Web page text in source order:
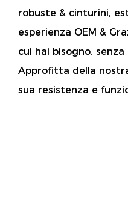
robuste & cinturini,
esperienza OEM &
cui hai bisogno,
Approfitta della
sua resistenza e